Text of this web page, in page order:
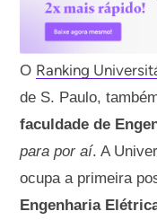
O Ranking
de S. Paulo,
faculdade de
para por aí. A
ocupa a primeira
Engenharia